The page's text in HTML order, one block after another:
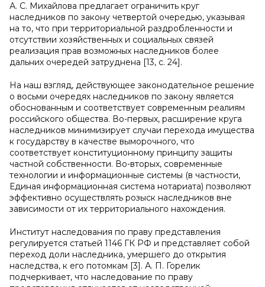
А. С. Михайлова предлагает ограничить круг
наследников по закону четвертой очередью, указывая
на то, что при территориальной раздробленности и
отсутствии хозяйственных и социальных связей
реализация прав возможных наследников более
дальних очередей затруднена [13, с. 24].
На наш взгляд, действующее законодательное решение
о восьми очередях наследников по закону является
обоснованным и соответствует современным реалиям
российского общества. Во-первых, расширение круга
наследников минимизирует случаи перехода имущества
к государству в качестве выморочного, что
соответствует конституционному принципу защиты
частной собственности. Во-вторых, современные
технологии и информационные системы (в частности,
Единая информационная система нотариата) позволяют
эффективно осуществлять розыск наследников вне
зависимости от их территориального нахождения.
Институт наследования по праву представления
регулируется статьей 1146 ГК РФ и представляет собой
переход доли наследника, умершего до открытия
наследства, к его потомкам [3]. А. П. Горелик
подчеркивает, что наследование по праву